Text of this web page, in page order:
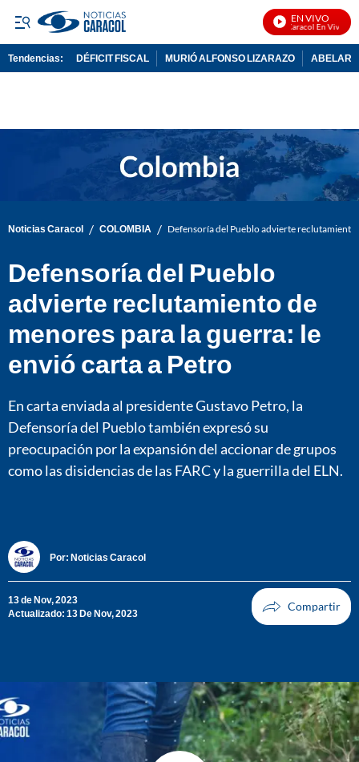
EN VIVO
Noticias Caracol En Vivo
Tendencias: DÉFICIT FISCAL MURIÓ ALFONSO LIZARAZO
Noticias Caracol / COLOMBIA / Defensoría del Pueblo advierte
Defensoría del Pueblo
advierte reclutamiento de
menores para la guerra: le
envió carta a Petro
En carta enviada al presidente Gustavo Petro, la
Defensoría del Pueblo también expresó su
preocupación por la expansión del accionar de grupos
como las disidencias de las FARC y la guerrilla del ELN.
Por: Noticias Caracol
13 de Nov, 2023
Actualizado: 13 De Nov, 2023